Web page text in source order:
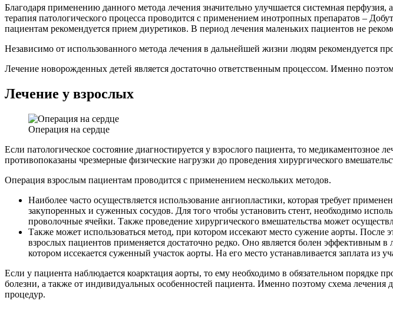
Благодаря применению данного метода лечения значительно улучшается системная
терапия патологического процесса проводится с применением инотропных препаратов –
пациентам рекомендуется прием диуретиков. В период лечения маленьких пациентов не
Независимо от использованного метода лечения в дальнейшей жизни людям рекомендуется
Лечение новорожденных детей является достаточно ответственным процессом. Именно
Лечение у взрослых
Операция на сердце
Если патологическое состояние диагностируется у взрослого пациента, то
противопоказаны чрезмерные физические нагрузки до проведения хирургического
Операция взрослым пациентам проводится с применением нескольких методов.
Наиболее часто осуществляется использование ангиопластики, которая требует
закупоренных и суженных сосудов. Для того чтобы установить стент, необходимо
проволочные ячейки. Также проведение хирургического вмешательства может
Также может использоваться метод, при котором иссекают место сужение аорты.
взрослых пациентов применяется достаточно редко. Оно является болен эффективным
котором иссекается суженный участок аорты. На его место устанавливается заплата из
Если у пациента наблюдается коарктация аорты, то ему необходимо в обязательном порядке
болезни, а также от индивидуальных особенностей пациента. Именно поэтому схема лечения
процедур.